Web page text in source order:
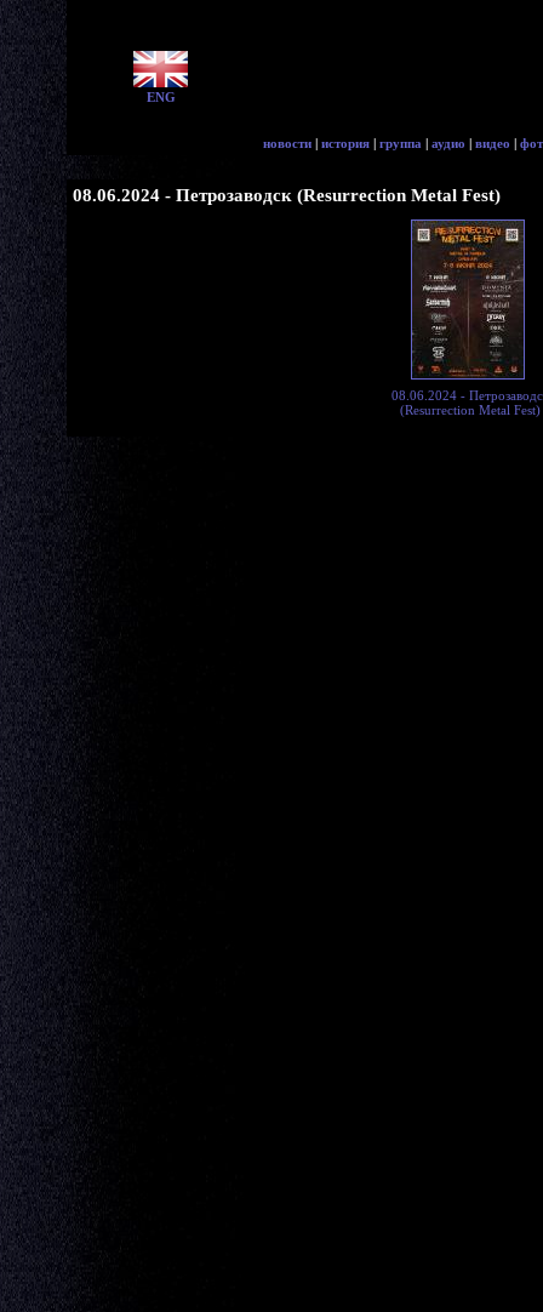
ENG
новости | история | группа | аудио | видео |
08.06.2024 - Петрозаводск (Resurrection Metal Fest)
08.06.2024 -
(Resurrection Metal Fest)